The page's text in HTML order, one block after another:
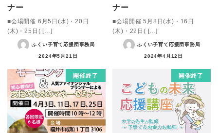
ナー
■会場開催 6月5日(水)・20日
(木)・25日( […]
ふくい子育て応援団事務局
2024年5月21日
ナー
■会場開催 5月8日(水)・16日
(木)・22日( […]
ふくい子育て応援団事務局
2024年4月12日
開催終了 開催終了